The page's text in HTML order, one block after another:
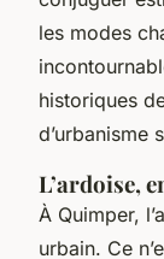
les modes
historiques
d’urbanisme
L’ardoise,
À Quimper,
urbain. Ce